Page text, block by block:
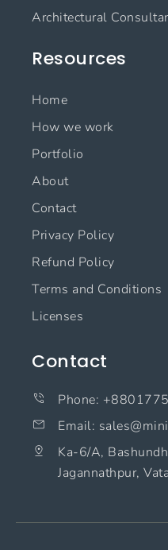
Architectural
Resources
Home
How we work
Portfolio
About
Contact
Privacy Policy
Refund Policy
Terms and Conditions
Licenses
Contact
Phone:
Email:
Ka-6/A,
Jagannathpur,